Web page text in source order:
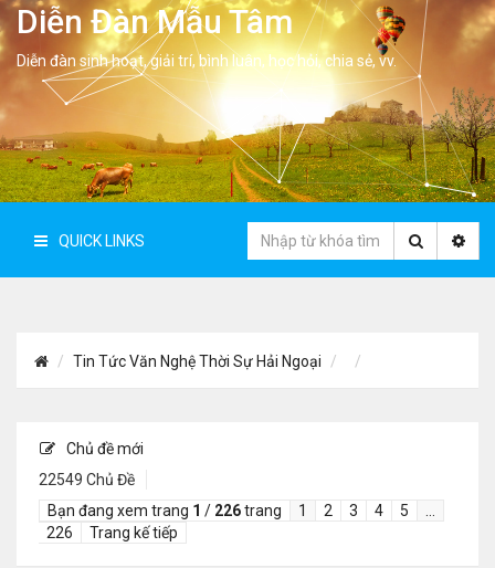
Diễn Đàn Mẫu Tâm
Diễn đàn sinh hoạt, giải trí, bình luân, học hỏi, chia sẻ, vv.
QUICK LINKS
Tin Tức Văn Nghệ Thời Sự Hải Ngoại
Chủ đề mới
22549 Chủ Đề
Bạn đang xem trang 1 / 226trang 1 2 3 4 5
226
Trang kế tiếp